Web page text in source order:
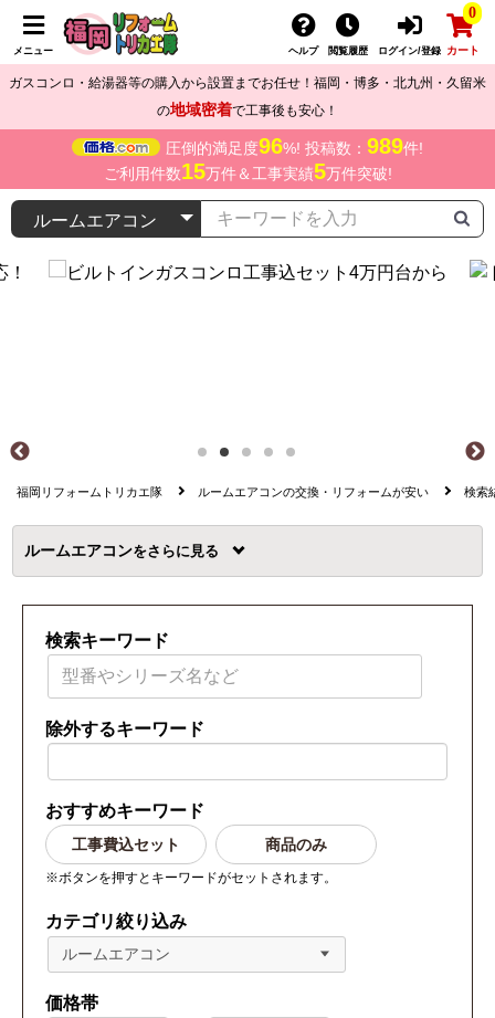
メニュー ヘルプ 閲覧履歴 ログイン/登録
0
カート
ガスコンロ・給湯器等の購入から設置までお任せ！福岡・博多・北九州・久留米
の地域密着で工事後も安心！
圧倒的満足度96%! 投稿数： 989件!
ご利用件数15万件＆工事実績5万件突破!
福岡リフォームトリカエ隊 ルームエアコンの交換・リフォームが安い 検索
ルームエアコンを
検索キーワード
除外するキーワード
おすすめキーワード
工事費込セット 商品のみ
※ボタンを押すとキーワードがセットされます。
カテゴリ絞り込み
ルームエアコン
価格帯